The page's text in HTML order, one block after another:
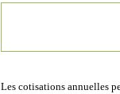
Les cotisations annuelles